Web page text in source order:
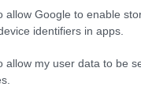
allow Google to enable
identifiers in apps.
allow my user data to be
di dieci punti
come
ed Elon Musk. Il